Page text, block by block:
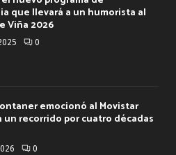
que llevará a un humorista al
Viña 2026
0
emocionó al Movistar
un recorrido por cuatro décadas
0